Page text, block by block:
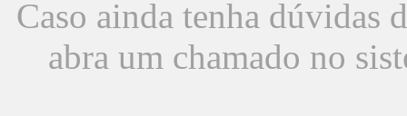
Caso ainda tenha dúvidas
abra um chamado no